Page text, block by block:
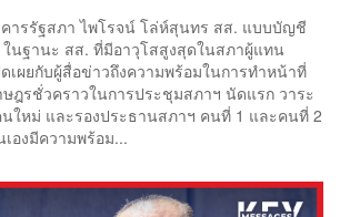
ารรัฐสภา ไพโรจน์ โล่ห์สุนทร สส. แบบบัญชี
ในฐานะ สส. ที่มีอาวุโสสูงสุดในสภาผู้แทน
เผยกับผู้สื่อข่าวถึงความพร้อมในการทำหน้าที่
ฎรชั่วคราวในการประชุมสภาฯ นัดแรก วาระ
ใหม่ และรองประธานสภาฯ คนที่ 1 และคนที่ 2
องมีความพร้อม...